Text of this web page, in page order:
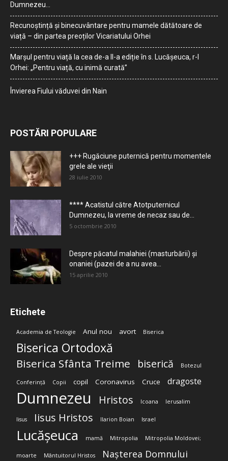
Dumnezeu…
Recunoștință și binecuvântare pentru mamele dătătoare de
viață – din partea preoților Vicariatului Orhei
Marșul pentru viață la cea de-a II-a ediție în s. Lucășeuca, r-l
Orhei: „Pentru viață, cu inimă curată”
Învierea Fiului văduvei din Nain
POSTĂRI POPULARE
+++ Rugăciune puternică pentru momentele
grele ale vieţii
28 iulie 2010
**** Acatistul către Atotputernicul
Dumnezeu, la vreme de necaz sau de...
5 octombrie 2010
Despre păcatul malahiei (masturbării) şi
onaniei (pazei de a nu avea...
15 aprilie 2010
Etichete
Academia de Teologie Anul nou avort Biserica
Biserica Ortodoxă
Biserica Sfânta Treime biserică Botezul
Conferință Copii copil Coronavirus Cruce dragoste
Dumnezeu Hristos Icoana Ierusalim
Iisus Iisus Hristos Ilarion Boian Israel
Lucășeuca mamă Mitropolia Mitropolia Moldovei;
moarte Mântuitorul Hristos Nașterea Domnului